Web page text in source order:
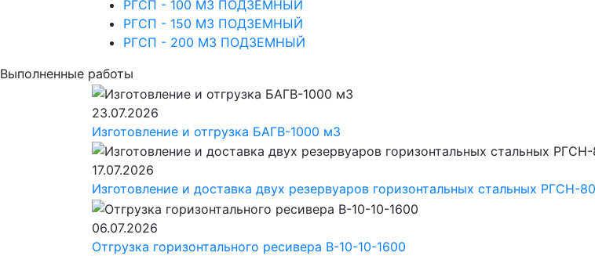
РГСП - 100 М3 ПОДЗЕМНЫЙ
РГСП - 150 М3 ПОДЗЕМНЫЙ
РГСП - 200 М3 ПОДЗЕМНЫЙ
Выполненные работы
23.07.2026
Изготовление и отгрузка БАГВ-1000 м3
17.07.2026
Изготовление и доставка двух резервуаров горизонтальных стальных РГСН-
06.07.2026
Отгрузка горизонтального ресивера В-10-10-1600